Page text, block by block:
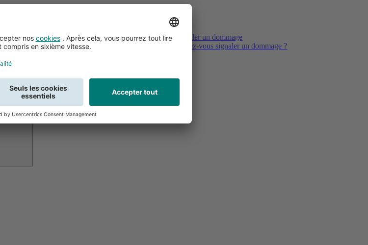
Signaler un dommage
Voulez-vous signaler un dommage ?